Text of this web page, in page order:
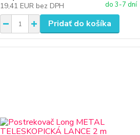
19,41 EUR bez DPH do 3-7 dní
Pridať do košíka